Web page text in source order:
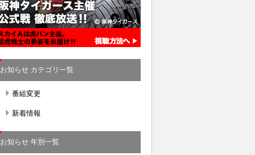
お知らせ カテゴリ一覧
番組変更
新着情報
お知らせ 年別一覧